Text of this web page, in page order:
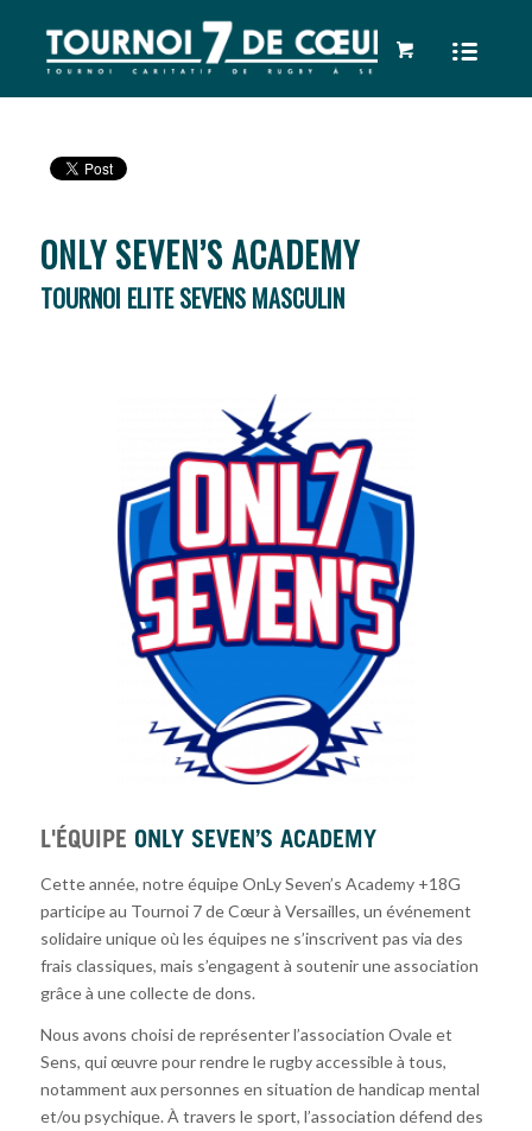
ONLY SEVEN’S ACADEMY
TOURNOI ELITE SEVENS MASCULIN
L'ÉQUIPE ONLY SEVEN’S ACADEMY
Cette année, notre équipe OnLy Seven’s Academy +18G
participe au Tournoi 7 de Cœur à Versailles, un événement
solidaire unique où les équipes ne s’inscrivent pas via des
frais classiques, mais s’engagent à soutenir une association
grâce à une collecte de dons.
Nous avons choisi de représenter l’association Ovale et
Sens, qui œuvre pour rendre le rugby accessible à tous,
notamment aux personnes en situation de handicap mental
et/ou psychique. À travers le sport, l’association défend des